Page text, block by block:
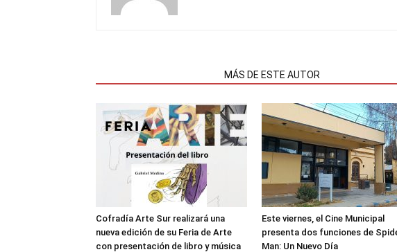
MÁS DE ESTE AUTOR
Cofradía Arte Sur realizará una
nueva edición de su Feria de Arte
con presentación de libro y música
Este viernes, el Cine Municipal
presenta dos funciones de
Man: Un Nuevo Día